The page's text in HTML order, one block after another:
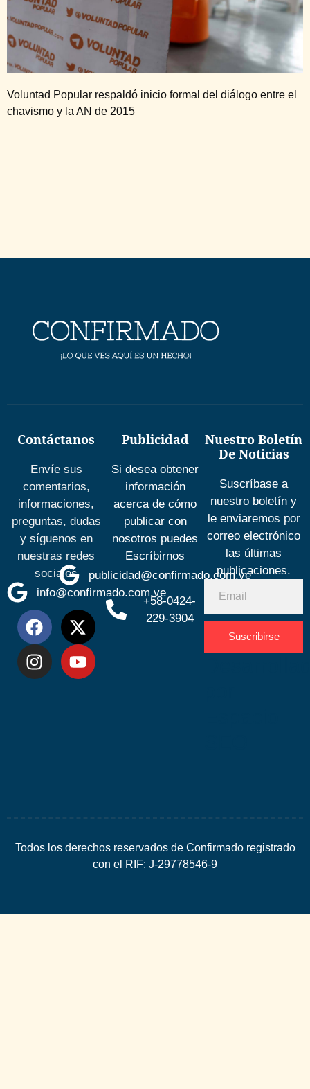
Voluntad Popular respaldó inicio formal del diálogo entre el
chavismo y la AN de 2015
Contáctanos
Envíe sus
comentarios,
informaciones,
preguntas, dudas
y síguenos en
nuestras redes
sociales
info@confirmado.com.ve
Publicidad
Si desea obtener
información
acerca de cómo
publicar con
nosotros puedes
Escríbirnos
publicidad@confirmado.com.ve
+58-0424-
229-3904
Nuestro Boletín
De Noticias
Suscríbase a
nuestro boletín y
le enviaremos por
correo electrónico
las últimas
publicaciones.
Suscribirse
Todos los derechos reservados de Confirmado registrado
con el RIF: J-29778546-9